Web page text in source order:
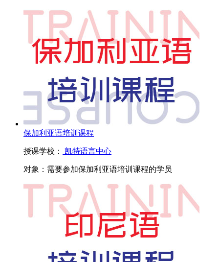
保加利亚语培训课程
授课学校： 凯特语言中心
对象： 需要参加保加利亚语培训课程的学员